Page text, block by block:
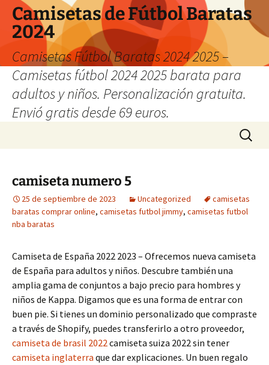
Camisetas de Fútbol Baratas
2024
Camisetas Fútbol Baratas 2024 2025 –
Camisetas fútbol 2024 2025 barata para
adultos y niños. Personalización gratuita.
Envió gratis desde 69 euros.
Buscar:
camiseta numero 5
25 de septiembre de 2023 Uncategorized
camisetas
baratas comprar online, camisetas futbol jimmy, camisetas futbol
nba baratas
Camiseta de España 2022 2023 – Ofrecemos nueva camiseta
de España para adultos y niños. Descubre también una
amplia gama de conjuntos a bajo precio para hombres y
niños de Kappa. Digamos que es una forma de entrar con
buen pie. Si tienes un dominio personalizado que compraste
a través de Shopify, puedes transferirlo a otro proveedor,
camiseta de brasil 2022camiseta suiza 2022 sin tener
camiseta inglaterra que dar explicaciones. Un buen regalo